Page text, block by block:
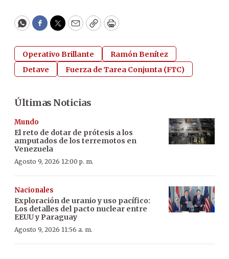
WhatsApp
Facebook
Twitter
EmailCopyPrint
Operativo Brillante
Ramón Benítez
Detave
Fuerza de Tarea Conjunta (FTC)
Últimas Noticias
Mundo
El reto de dotar de prótesis a los
amputados de los terremotos en
Venezuela
Agosto 9, 2026 12:00 p. m.
Nacionales
Exploración de uranio y uso pacífico:
Los detalles del pacto nuclear entre
EEUU y Paraguay
Agosto 9, 2026 11:56 a. m.